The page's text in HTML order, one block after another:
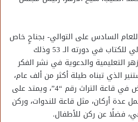
السادس على التوالي- بجناحٍ خاص
في معرض القاهرة الدولي للكتاب في دورته الـ 53 وذلك
التعليمية والدعوية في نشر الفكر
الذي تبناه طيلة أكثر من ألف عام،
ويقع جناح الأزهر بالمعرض في قاعة التراث رقم “4”، ويمتد على
عدة أركان، مثل قاعة للندوات، وركن
فضلًا عن ركن للأطفال.